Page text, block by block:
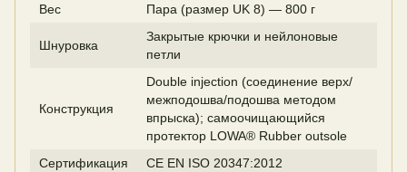
Вес
Пара (размер UK 8) — 800 г
Шнуровка
Закрытые крючки и нейлоновые
петли
Конструкция
Double injection (соединение верх/
межподошва/подошва методом
впрыска); самоочищающийся
протектор LOWA® Rubber outsole
Сертификация
CE EN ISO 20347:2012